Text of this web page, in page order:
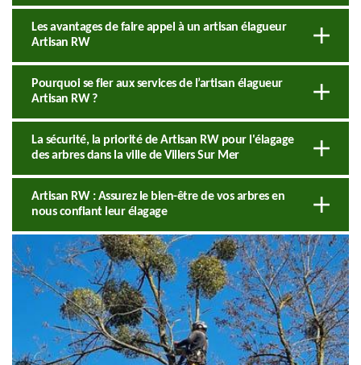
Les avantages de faire appel à un artisan élagueur
Artisan RW
Pourquoi se fier aux services de l’artisan élagueur
Artisan RW ?
La sécurité, la priorité de Artisan RW pour l'élagage
des arbres dans la ville de Villers Sur Mer
Artisan RW : Assurez le bien-être de vos arbres en
nous confiant leur élagage